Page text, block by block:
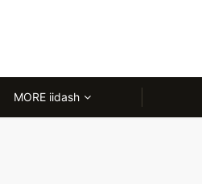
MORE iidash